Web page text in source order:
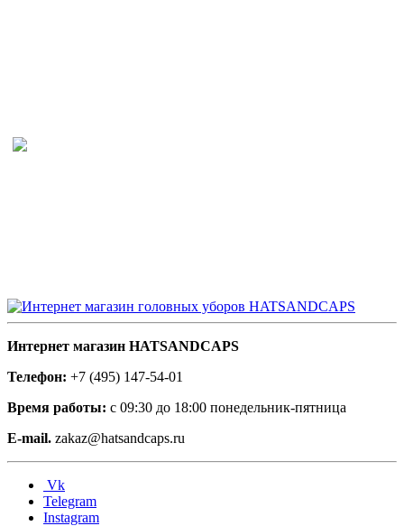
Интернет магазин HATSANDCAPS
Телефон: +7 (495) 147-54-01
Время работы: с 09:30 до 18:00 понедельник-пятница
E-mail. zakaz@hatsandcaps.ru
Vk
Telegram
Instagram